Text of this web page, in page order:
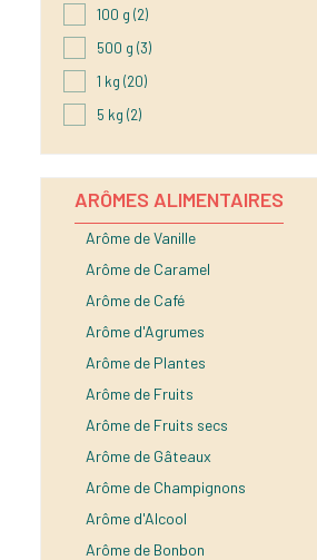
100 g (2)
500 g (3)
1 kg (20)
5 kg (2)
ARÔMES ALIMENTAIRES
Arôme de Vanille
Arôme de Caramel
Arôme de Café
Arôme d'Agrumes
Arôme de Plantes
Arôme de Fruits
Arôme de Fruits secs
Arôme de Gâteaux
Arôme de Champignons
Arôme d'Alcool
Arôme de Bonbon